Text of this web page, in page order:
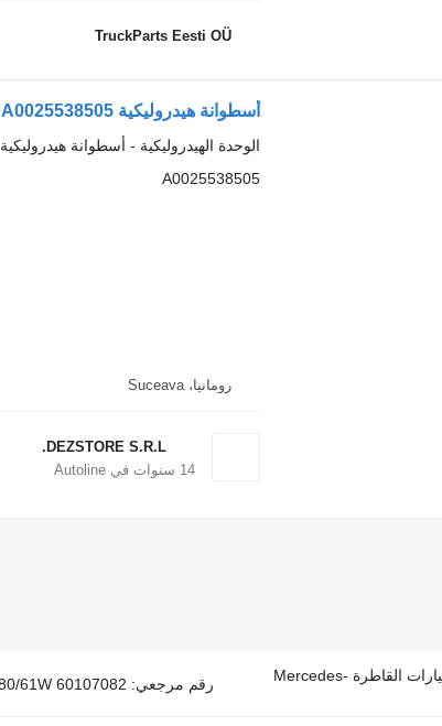
TruckParts Eesti OÜ
أسطوانة هيدروليكية A0025538505 لـ السيارات القاطرة Mercedes-Benz AXOR
الوحدة الهيدروليكية - أسطوانة هيدروليكية
A0025538505
رومانيا، Suceava
DEZSTORE S.R.L.
14 سنوات في Autoline
مضخة مكبسية محورية Rexroth Actros MP2/MP3 3241 (01.02-) لـ السيارات القاطرة Mercedes-
رقم مرجعي: AA2FM80/61W 60107082، وقود: ديزل / مازوت